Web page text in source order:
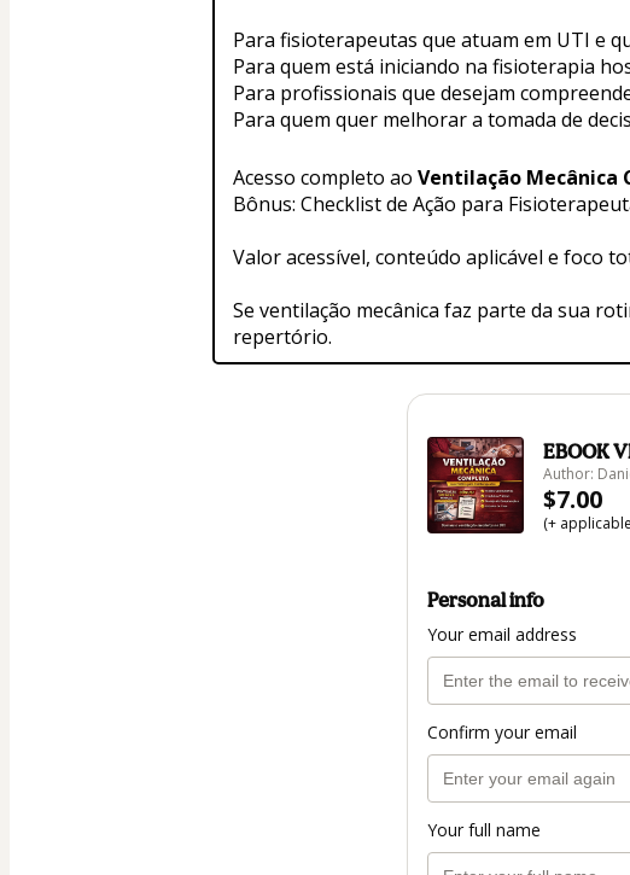
Para fisioterapeutas que atuam em UTI e
Para quem está iniciando na fisioterapia
Para profissionais que desejam
Para quem quer melhorar a tomada de
Acesso completo ao Ventilação Mecânica
Bônus: Checklist de Ação para
Valor acessível, conteúdo aplicável e foco
Se ventilação mecânica faz parte da sua
repertório.
EBOOK
Author:
$7.00
(+
Personal info
Your email address
Confirm your email
Your full name